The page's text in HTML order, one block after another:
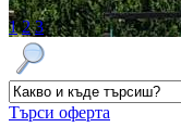
1 2 3
Търси оферта